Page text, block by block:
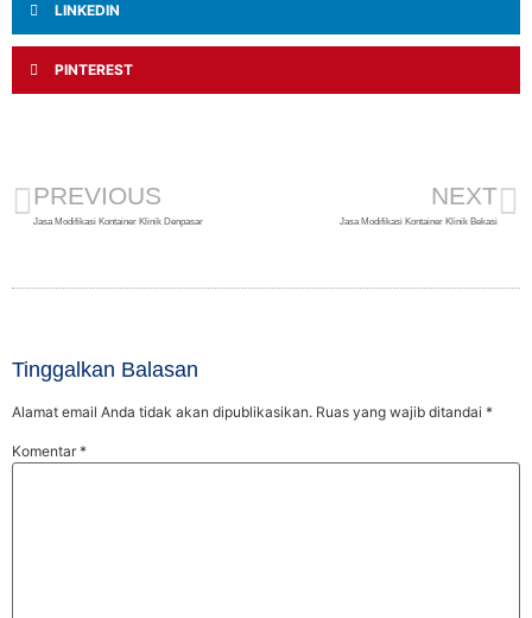
LINKEDIN
PINTEREST
PREVIOUS
Jasa Modifikasi Kontainer Klinik Denpasar
NEXT
Jasa Modifikasi Kontainer Klinik Bekasi
Tinggalkan Balasan
Alamat email Anda tidak akan dipublikasikan. Ruas yang wajib ditandai *
Komentar*